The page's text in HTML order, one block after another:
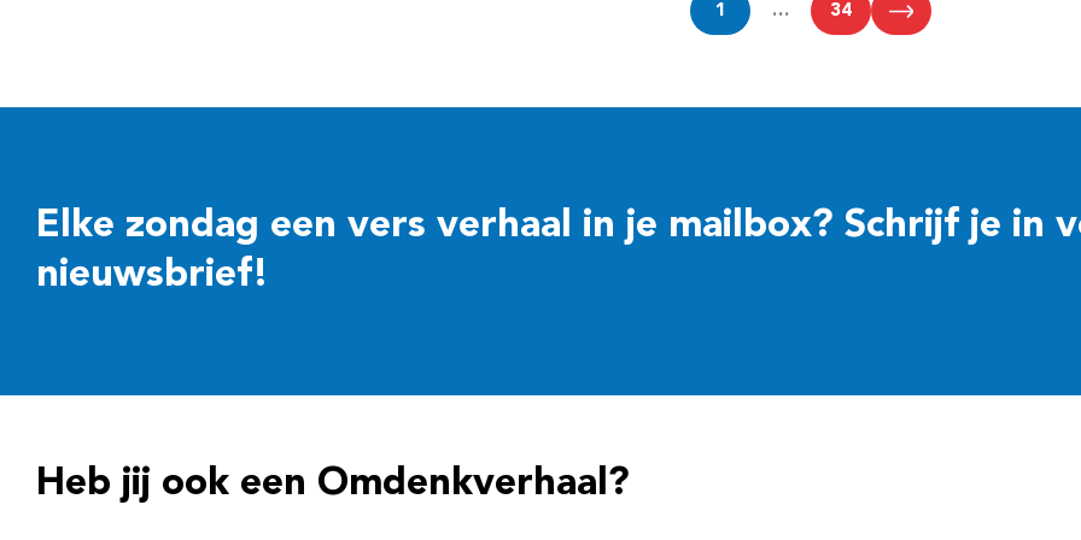
1 … 34
Elke zondag een vers verhaal in je mailbox? Schrijf je in
nieuwsbrief!
Heb jij ook een Omdenkverhaal?